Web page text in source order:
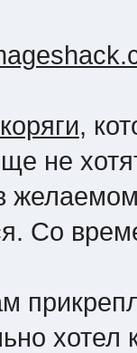
коряги,
не
Со
хотел